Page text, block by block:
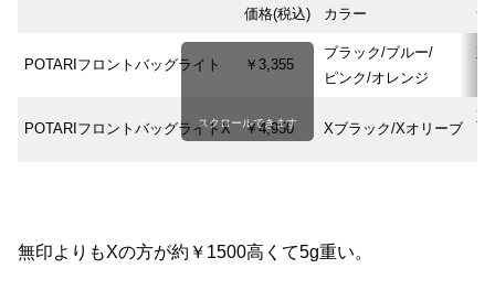
価格(税込) カラー サ
POTARIフロントバッグライト ￥3,355
ブラック/ブルー/
ピンク/オレンジ
直
POTARIフロントバッグライトX ￥4,950 Xブラック/Xオリーブ
直
スクロールできます
無印よりもXの方が約￥1500高くて5g重い。